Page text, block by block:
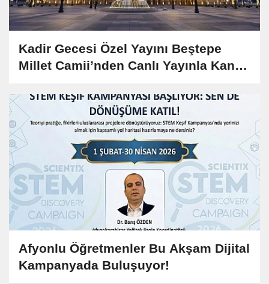
Kadir Gecesi Özel Yayını Beştepe
Millet Camii’nden Canlı Yayınla Kanal
D’de!
Afyonlu Öğretmenler Bu Akşam Dijital
Kampanyada Buluşuyor!